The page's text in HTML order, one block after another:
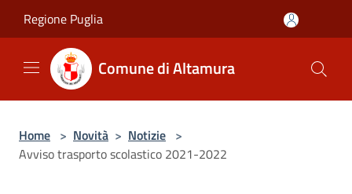
Regione Puglia
Comune di Altamura
Home > Novità > Notizie >
Avviso trasporto scolastico 2021-2022